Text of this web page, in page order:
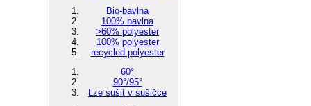
Bio-bavlna
100% bavlna
>60% polyester
100% polyester
recycled polyester
60°
90°/95°
Lze sušit v sušičce